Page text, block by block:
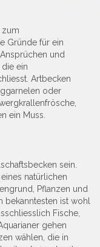
zum
Gründe für ein
und
ein
Artbecken
oder
ein Muss.
sein.
natürlichen
Pflanzen und
bekanntesten ist wohl
Fische,
gehen
wählen, die in